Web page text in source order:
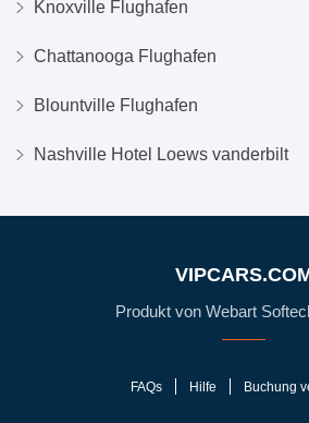
Knoxville Flughafen
Chattanooga Flughafen
Blountville Flughafen
Nashville Hotel Loews vanderbilt
Produkt von Webart
FAQs Hilfe Buchung